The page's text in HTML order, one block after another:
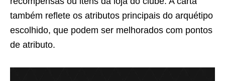
também reflete os atributos principais do arquétipo
escolhido, que podem ser melhorados com pontos
de atributo.